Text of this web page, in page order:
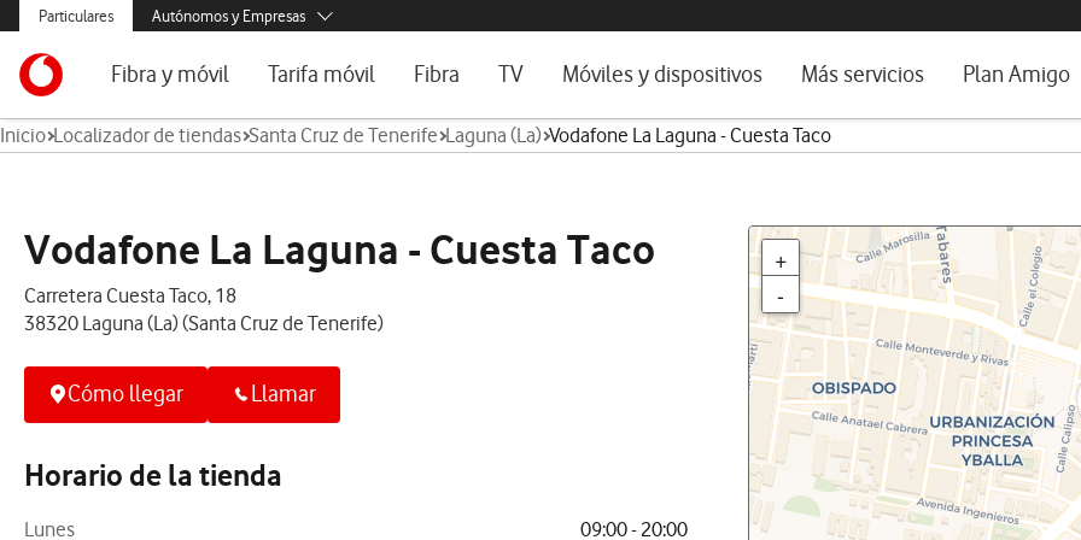
Menús secundarios. Enlace a particulares, empresas y autónomos, ayuda e idioma
Particulares
Menus de segmentación para empresas y autónomos
Autónomos y Empresas
Pymes
Grandes empresas
y AA.PP.
Ir a la pagina principal de vodafone.es
Fibra y móvil
Ofertas especiales
Tarifas Fibra y 2 Móvil
Internet portátil 5G
Configura tu tarifa
Tarifa móvil
Tarifas móvil contrato
Fibra
Tarifas de fibra
Consulta Cobertura
TV
Vodafone TV
Móviles y dispositivos
Móviles
Ver todos
Más servicios
Alianza Vodafone e Iberdrola
Plan Amigo
Inicio Localizador de tiendas Santa Cruz de Tenerife Laguna (La) Vodafone La Laguna - Cuesta Taco
Vodafone La Laguna - Cuesta Taco
Carretera Cuesta Taco, 18
38320 Laguna (La) (Santa Cruz de Tenerife)
Cómo llegar Llamar
Horario de la tienda
Lunes
09:00 - 20:00
+
-